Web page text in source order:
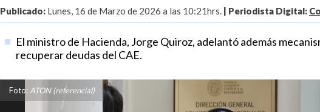
Publicado: Lunes, 16 de Marzo de 2026 a las 10:21hrs. | Periodista Digital:
El ministro de Hacienda, Jorge Quiroz, adelantó además
recuperar deudas del CAE.
Foto: ATON (referencial)